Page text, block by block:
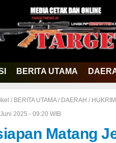
BERITA UTAMA
/ BERITA UTAMA/ DAERAH / HUKRIM
2025 - 09:20 WIB
Matang